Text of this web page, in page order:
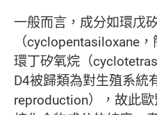
一般而言，成分如環戊
（cyclopentasiloxane
環丁矽氧烷（
D4被歸類為對生殖系統
reproduction），故此